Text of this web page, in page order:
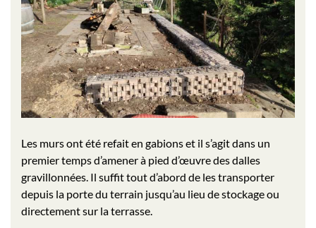
Les murs ont été refait en gabions et il s’agit dans un
premier temps d’amener à pied d’œuvre des dalles
gravillonnées. Il suffit tout d’abord de les transporter
depuis la porte du terrain jusqu’au lieu de stockage ou
directement sur la terrasse.